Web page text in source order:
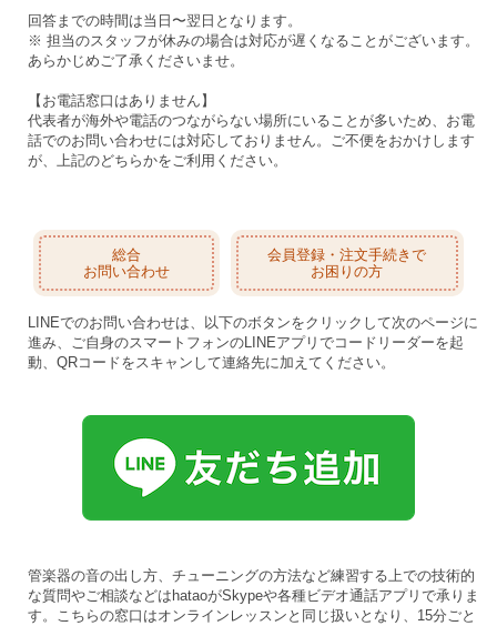
回答までの時間は当日〜翌日となります。
※ 担当のスタッフが休みの場合は対応が遅くなることがございます。
あらかじめご了承くださいませ。
【お電話窓口はありません】
代表者が海外や電話のつながらない場所にいることが多いため、お電
話でのお問い合わせには対応しておりません。ご不便をおかけします
が、上記のどちらかをご利用ください。
総合
お問い合わせ
会員登録・注文手続きで
お困りの方
LINEでのお問い合わせは、以下のボタンをクリックして次のページに
進み、ご自身のスマートフォンのLINEアプリでコードリーダーを起
動、QRコードをスキャンして連絡先に加えてください。
管楽器の音の出し方、チューニングの方法など練習する上での技術的
な質問やご相談などはhataoがSkypeや各種ビデオ通話アプリで承りま
す。こちらの窓口はオンラインレッスンと同じ扱いとなり、15分ごと